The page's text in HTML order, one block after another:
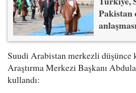
Pakistan
Suudi Arabistan merkezli düşünce
Araştırma Merkezi Başkanı
kullandı: